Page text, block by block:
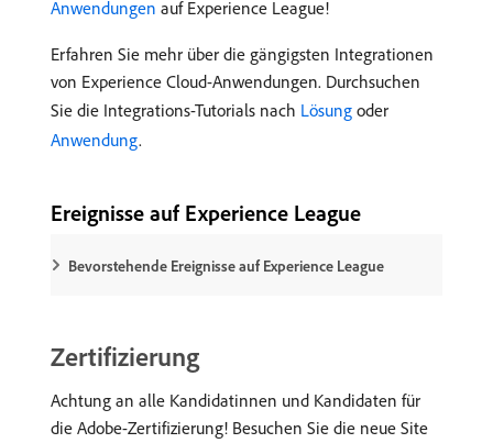
Anwendungen auf Experience League!
Erfahren Sie mehr über die gängigsten Integrationen
von Experience Cloud-Anwendungen. Durchsuchen
Sie die Integrations-Tutorials nach Lösung oder
Anwendung.
Ereignisse auf Experience League
Bevorstehende Ereignisse auf Experience League
Zertifizierung
Achtung an alle Kandidatinnen und Kandidaten für
die Adobe-Zertifizierung! Besuchen Sie die neue Site